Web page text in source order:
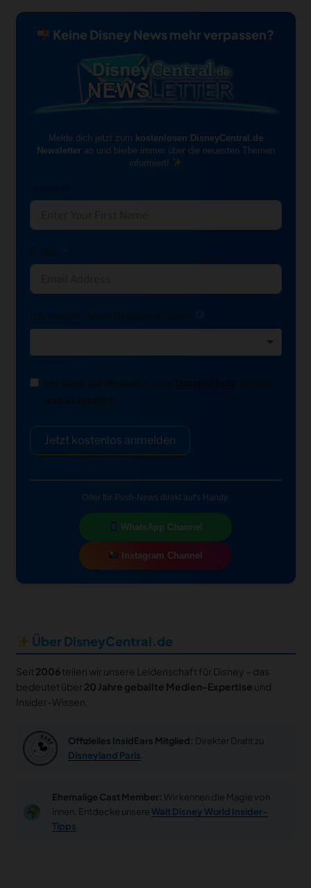
Keine Disney News mehr verpassen?
Melde dich jetzt zum kostenlosen DisneyCentral.de
Newsletteran und bleibe immer über die neuesten Themen
informiert!
Datenschutz
Jetzt kostenlos anmelden
Oder für Push-News direkt auf's Handy:
WhatsApp Channel
Instagram Channel
Über DisneyCentral.de
Seit 2006teilen wir unsere Leidenschaft für Disney – das
bedeutet über 20 Jahre geballte Medien-Expertise und
Insider-Wissen.
Offizielles InsidEars Mitglied: Direkter Draht zu
Disneyland Paris
Ehemalige Cast Member: Wir kennen die Magie von
innen. Entdecke unsere Walt Disney World Insider-
Tipps